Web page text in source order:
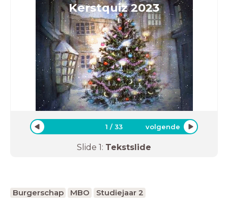
Kerstquiz 2023
1 /33 volgende
Slide 1: Tekstslide
Burgerschap MBO Studiejaar 2